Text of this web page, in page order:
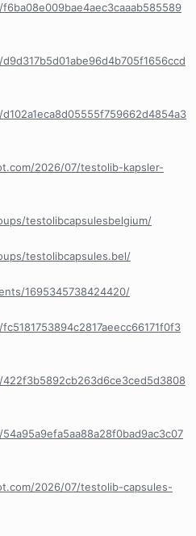
2026/07/testolib-kapsler-
testolibcapsulesbelgium/
testolibcapsules.bel/
1695345738424420/
2026/07/testolib-capsules-